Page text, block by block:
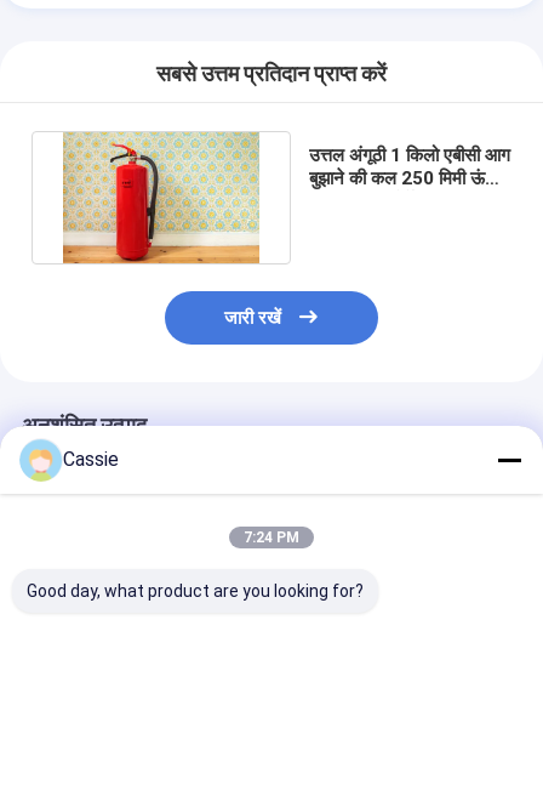
सबसे उत्तम प्रतिदान प्राप्त करें
उत्तल अंगूठी 1 किलो एबीसी आग
बुझाने की कल 250 मिमी ऊंचाई
जारी रखें
अनुशंसित उत्पाद
Cassie
7:24 PM
Good day, what product are you looking for?